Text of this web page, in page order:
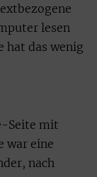
lesen
hat das wenig
Seite mit
war eine
nach